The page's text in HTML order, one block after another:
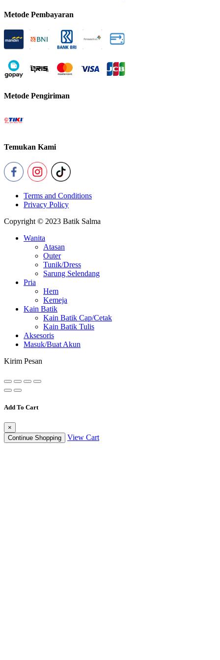
Metode Pembayaran
Metode Pengiriman
Temukan Kami
Terms and Conditions
Privacy Policy
Copyright © 2023 Batik Salma
Wanita
Atasan
Outer
Tunik/Dress
Sarung Selendang
Pria
Hem
Kemeja
Kain Batik
Kain Batik Cap/Cetak
Kain Batik Tulis
Aksesoris
Masuk/Buat Akun
Kirim Pesan
Add To Cart
×
Continue Shopping
View Cart